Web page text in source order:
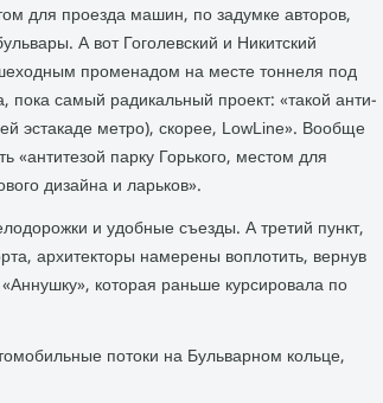
для проезда машин, по задумке авторов,
А вот Гоголевский и Никитский
променадом на месте тоннеля под
самый радикальный проект: «такой анти-
эстакаде метро), скорее, LowLine». Вообще
«антитезой парку Горького, местом для
дизайна и ларьков».
и удобные съезды. А третий пункт,
архитекторы намерены воплотить, вернув
которая раньше курсировала по
потоки на Бульварном кольце,